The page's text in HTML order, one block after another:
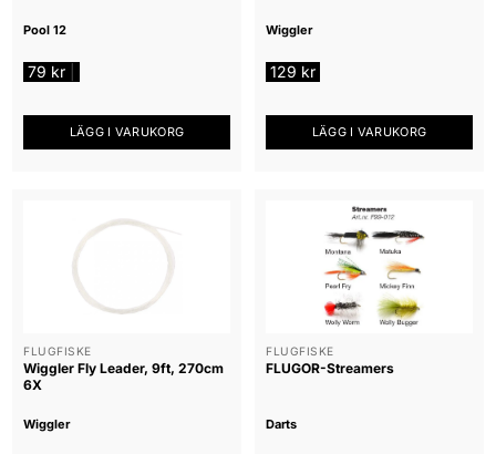
Pool 12
79 kr
LÄGG I VARUKORG
Wiggler
129 kr
LÄGG I VARUKORG
FLUGFISKE
Wiggler Fly Leader, 9ft, 270cm
6X
Wiggler
FLUGFISKE
FLUGOR-Streamers
Darts